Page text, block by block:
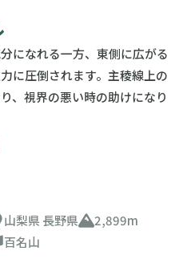
になれる一方、東側に広がる
に圧倒されます。主稜線上の
、視界の悪い時の助けになり
山梨県 長野県
2,899m
百名山